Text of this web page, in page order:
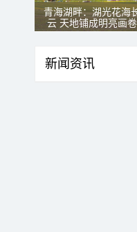
青海湖畔：湖光花海
云 天地铺成明亮画卷
新闻资讯